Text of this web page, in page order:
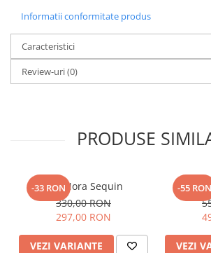
Informatii conformitate produs
Caracteristici
Review-uri(0)
PRODUSE
-33 RONTop Nora Sequin
330,00 RON
297,00 RON
VEZI VARIANTE
-55 RON
Fusta
VEZI